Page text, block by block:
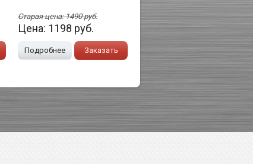
Старая цена:1490руб.
Цена: 1198 руб.
Подробнее Заказать